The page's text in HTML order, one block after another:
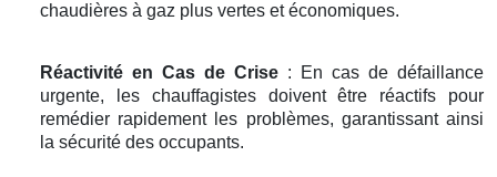
chaudières à gaz plus vertes et économiques.
Réactivité en Cas de Crise : En cas de défaillance
urgente, les chauffagistes doivent être réactifs pour
remédier rapidement les problèmes, garantissant ainsi
la sécurité des occupants.